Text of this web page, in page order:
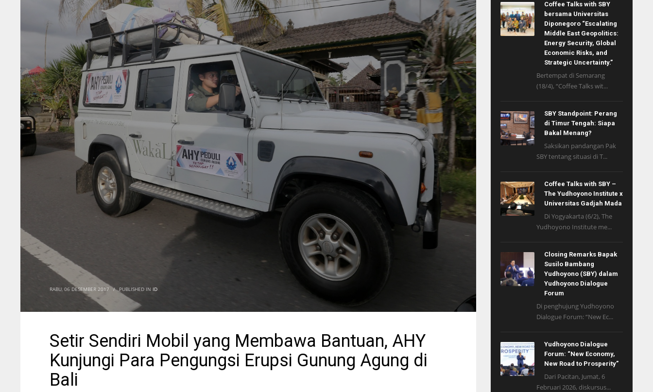
RABU, 06 DESEMBER 2017 / PUBLISHED IN ID
Setir Sendiri Mobil yang Membawa Bantuan, AHY
Kunjungi Para Pengungsi Erupsi Gunung Agung di
Bali
Coffee Talks with SBY
bersama Universitas
Diponegoro “Escalating
Middle East Geopolitics:
Energy Security, Global
Economic Risks, and
Strategic Uncertainty.”
Bertempat di Semarang
(18/4), “Coffee Talks wit...
SBY Standpoint: Perang
di Timur Tengah: Siapa
Bakal Menang?
Saksikan pandangan Pak
SBY tentang situasi di T...
Coffee Talks with SBY –
The Yudhoyono Institute x
Universitas Gadjah Mada
Di Yogyakarta (6/2), The
Yudhoyono Institute me...
Closing Remarks Bapak
Susilo Bambang
Yudhoyono (SBY) dalam
Yudhoyono Dialogue
Forum
Di penghujung Yudhoyono
Dialogue Forum: “New Ec...
Yudhoyono Dialogue
Forum: “New Economy,
New Road to Prosperity”
Dari Pacitan, Jumat, 6
Februari 2026, diskursus...